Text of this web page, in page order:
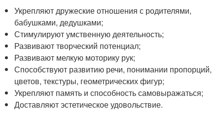
Укрепляют дружеские отношения с родителями,
бабушками, дедушками;
Стимулируют умственную деятельность;
Развивают творческий потенциал;
Развивают мелкую моторику рук;
Способствуют развитию речи, понимании пропорций,
цветов, текстуры, геометрических фигур;
Укрепляют память и способность самовыражаться;
Доставляют эстетическое удовольствие.